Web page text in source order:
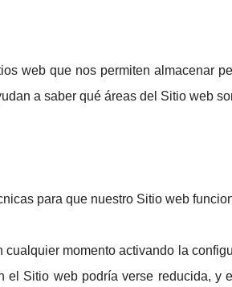
web que nos permiten almacenar
a saber qué áreas del Sitio web
para que nuestro Sitio web
momento activando la
Sitio web podría verse reducida, y